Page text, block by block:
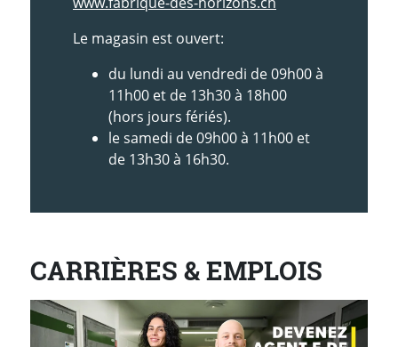
Le magasin est ouvert:
du lundi au vendredi de 09h00 à
11h00 et de 13h30 à 18h00
(hors jours fériés).
le samedi de 09h00 à 11h00 et
de 13h30 à 16h30.
CARRIÈRES & EMPLOIS